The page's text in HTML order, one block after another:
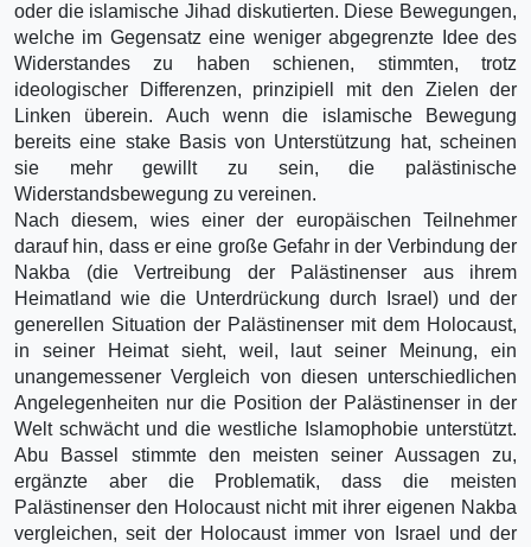
oder die islamische Jihad diskutierten. Diese Bewegungen,
welche im Gegensatz eine weniger abgegrenzte Idee des
Widerstandes zu haben schienen, stimmten, trotz
ideologischer Differenzen, prinzipiell mit den Zielen der
Linken überein. Auch wenn die islamische Bewegung
bereits eine stake Basis von Unterstützung hat, scheinen
sie mehr gewillt zu sein, die palästinische
Widerstandsbewegung zu vereinen.
Nach diesem, wies einer der europäischen Teilnehmer
darauf hin, dass er eine große Gefahr in der Verbindung der
Nakba (die Vertreibung der Palästinenser aus ihrem
Heimatland wie die Unterdrückung durch Israel) und der
generellen Situation der Palästinenser mit dem Holocaust,
in seiner Heimat sieht, weil, laut seiner Meinung, ein
unangemessener Vergleich von diesen unterschiedlichen
Angelegenheiten nur die Position der Palästinenser in der
Welt schwächt und die westliche Islamophobie unterstützt.
Abu Bassel stimmte den meisten seiner Aussagen zu,
ergänzte aber die Problematik, dass die meisten
Palästinenser den Holocaust nicht mit ihrer eigenen Nakba
vergleichen, seit der Holocaust immer von Israel und der